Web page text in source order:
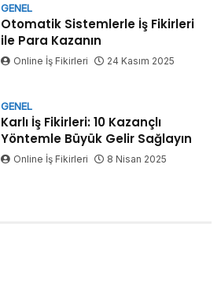
GENEL
Otomatik Sistemlerle İş Fikirleri
ile Para Kazanın
Online İş Fikirleri 24 Kasım 2025
GENEL
Karlı İş Fikirleri: 10 Kazançlı
Yöntemle Büyük Gelir Sağlayın
Online İş Fikirleri 8 Nisan 2025